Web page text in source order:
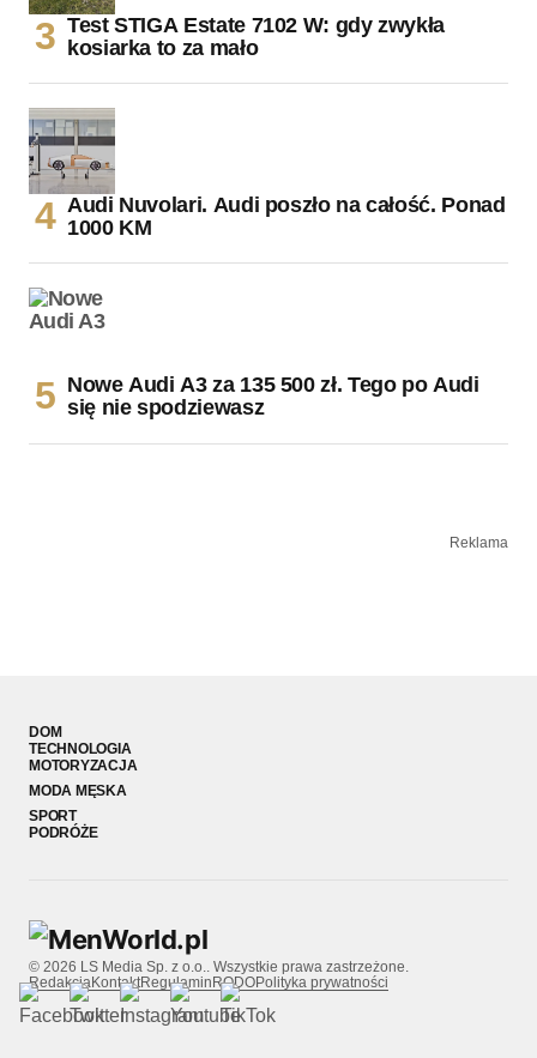
Test STIGA Estate 7102 W: gdy zwykła
kosiarka to za mało
Audi Nuvolari. Audi poszło na całość. Ponad
1000 KM
Nowe Audi A3 za 135 500 zł. Tego po Audi
się nie spodziewasz
Reklama
DOM
TECHNOLOGIA
MOTORYZACJA
MODA MĘSKA
SPORT
PODRÓŻE
© 2026 LS Media Sp. z o.o.. Wszystkie prawa zastrzeżone.
RedakcjaKontaktRegulamin RODOPolityka prywatności